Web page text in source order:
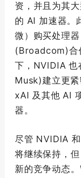
资，并且为其
的 AI 加速器。
微）购买处理
(Broadcom)合
下，NVIDIA 也
Musk)建立更
xAI 及其他 AI
器。
尽管 NVIDIA
将继续保持，
新的竞争动态